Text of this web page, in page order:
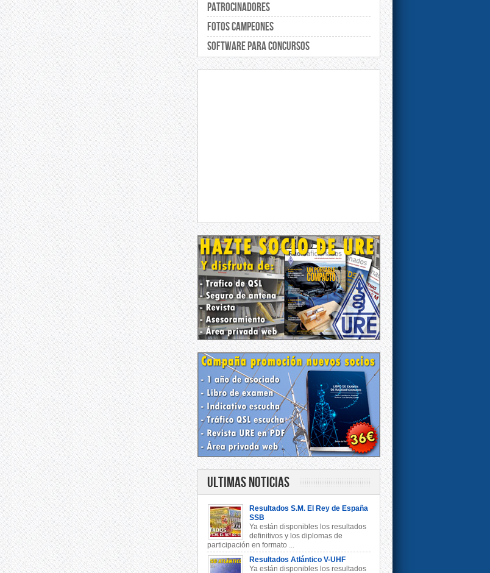
Patrocinadores
Fotos campeones
Software para concursos
Ultimas Noticias
Resultados S.M. El Rey de España
SSB
Ya están disponibles los resultados
definitivos y los diplomas de
participación en formato ...
Resultados Atlántico V-UHF
Ya están disponibles los resultados